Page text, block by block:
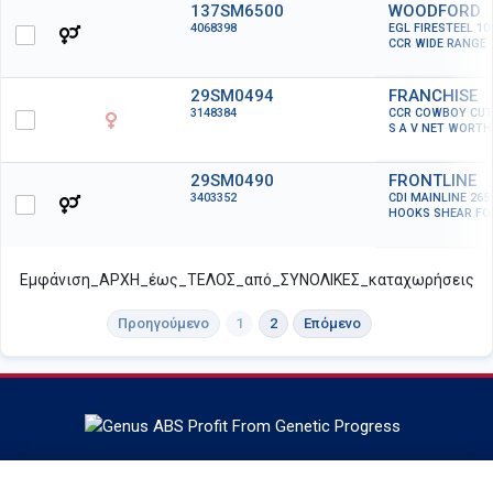
137SM6500
4068398
WOODFORD
EGL FIRESTEEL
CCR WIDE RANGE
29SM0494
3148384
FRANCHISE
CCR COWBOY
S A V NET
29SM0490
3403352
FRONTLINE
CDI MAINLINE
HOOKS SHEAR
Εμφάνιση_ΑΡΧΗ_έως_ΤΕΛΟΣ_από_ΣΥΝΟΛΙΚΕΣ_καταχωρήσεις
Προηγούμενο 1 2 Επόμενο